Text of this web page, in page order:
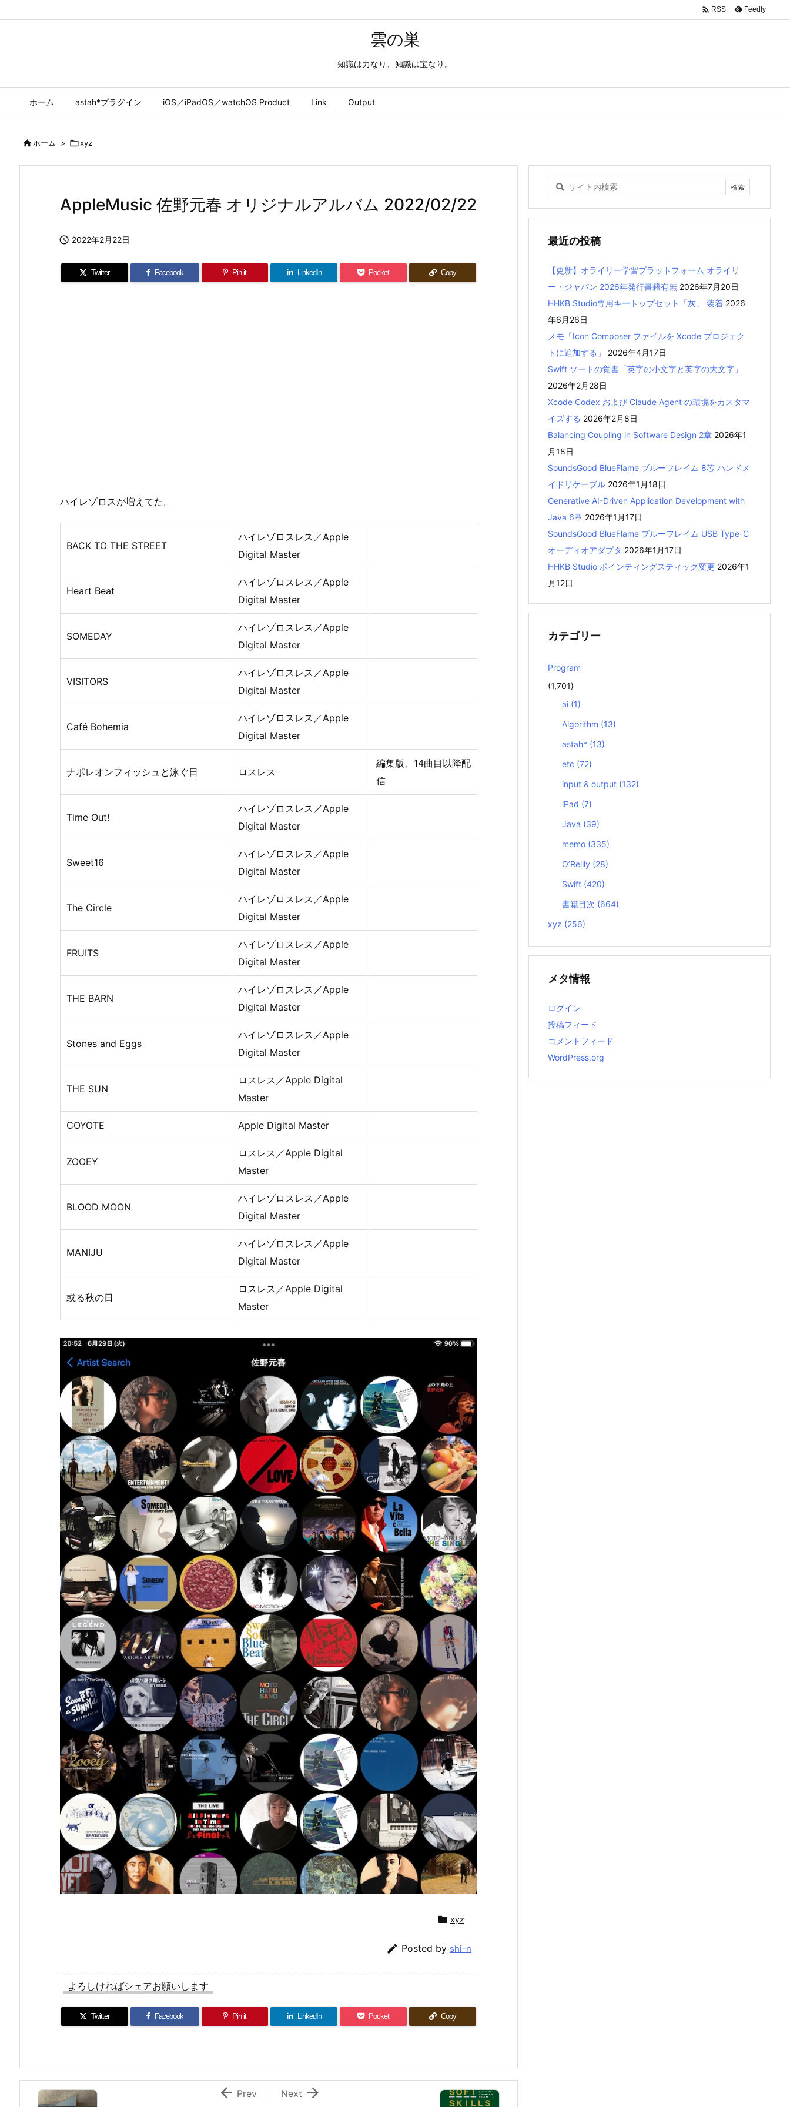
雲の巣
知識は力なり、知識は宝なり。
ホーム astah*プラグイン iOS／iPadOS／watchOS Product Link Output
 RSS Feedly
ホーム > xyz
AppleMusic 佐野元春 オリジナルアルバム 2022/02/22
 2022年2月22日
Twitter Facebook Pin it LinkedIn Pocket Copy
ハイレゾロスが増えてた。
BACK TO THE STREET
ハイレゾロスレス／Apple
Digital Master
Heart Beat
ハイレゾロスレス／Apple
Digital Master
SOMEDAY
ハイレゾロスレス／Apple
Digital Master
VISITORS
ハイレゾロスレス／Apple
Digital Master
Café Bohemia
ハイレゾロスレス／Apple
Digital Master
ナポレオンフィッシュと泳ぐ日 ロスレス
編集版、14曲目以降配
信
Time Out!
ハイレゾロスレス／Apple
Digital Master
Sweet16
ハイレゾロスレス／Apple
Digital Master
The Circle
ハイレゾロスレス／Apple
Digital Master
FRUITS
ハイレゾロスレス／Apple
Digital Master
THE BARN
ハイレゾロスレス／Apple
Digital Master
Stones and Eggs
ハイレゾロスレス／Apple
Digital Master
THE SUN
ロスレス／Apple Digital
Master
COYOTE Apple Digital Master
ZOOEY
ロスレス／Apple Digital
Master
BLOOD MOON
ハイレゾロスレス／Apple
Digital Master
MANIJU
ハイレゾロスレス／Apple
Digital Master
或る秋の日
ロスレス／Apple Digital
Master
 xyz
 Posted by shi-n
よろしければシェアお願いします
Twitter Facebook Pin it LinkedIn Pocket Copy

Next
 Prev
最近の投稿
【更新】オライリー学習プラットフォーム オライリ
ー・ジャパン 2026年発行書籍有無 2026年7月20日
HHKB Studio専用キートップセット「灰」 装着 2026
年6月26日
メモ「Icon Composer ファイルを Xcode プロジェク
トに追加する」
2026年4月17日
Swift ソートの覚書「英字の小文字と英字の大文字」
2026年2月28日
Xcode Codex および Claude Agent の環境をカスタマ
イズする 2026年2月8日
Balancing Coupling in Software Design 2章 2026年1
月18日
SoundsGood BlueFlame ブルーフレイム 8芯 ハンドメ
イドリケーブル 2026年1月18日
Generative AI-Driven Application Development with
Java 6章 2026年1月17日
SoundsGood BlueFlame ブルーフレイム USB Type-C
オーディオアダプタ 2026年1月17日
HHKB Studio ポインティングスティック変更 2026年1
月12日
カテゴリー
Program
(1,701)
ai (1)
Algorithm (13)
astah* (13)
etc (72)
input & output (132)
iPad (7)
Java (39)
memo (335)
O’Reilly (28)
Swift (420)
書籍目次 (664)
xyz (256)
メタ情報
ログイン
投稿フィード
コメントフィード
WordPress.org